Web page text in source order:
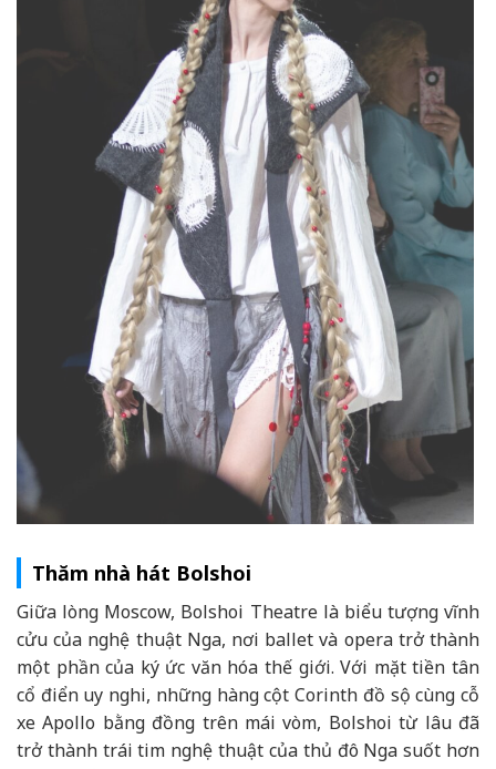
Thăm nhà hát Bolshoi
Giữa lòng Moscow, Bolshoi Theatrelà biểu tượng vĩnh
cửu của nghệ thuật Nga, nơi ballet và opera trở thành
một phần của ký ức văn hóa thế giới. Với mặt tiền tân
cổ điển uy nghi, những hàng cột Corinth đồ sộ cùng cỗ
xe Apollo bằng đồng trên mái vòm, Bolshoi từ lâu đã
trở thành trái tim nghệ thuật của thủ đô Nga suốt hơn